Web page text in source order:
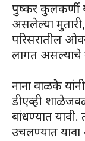
पुष्कर कुलकर्णी
असलेल्या
परिसरातील
लागत असल्याचे
नाना वाळके
डीएव्ही
बांधण्यात
उचलण्यात